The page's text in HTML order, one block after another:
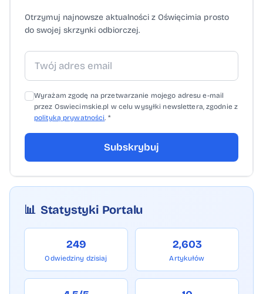
(sobota, godz. 17) TS Hejnał II Kęty - LKS
Palczowice (niedziela, godz. 17) LKS Bulowice
Otrzymuj najnowsze aktualności z Oświęcimia prosto
do swojej skrzynki odbiorczej.
Wyrażam zgodę na przetwarzanie mojego adresu e-mail
przez Oswiecimskie.pl w celu wysyłki newslettera, zgodnie z
polityką prywatności. *
Subskrybuj
📊 Statystyki Portalu
249
Odwiedziny dzisiaj
2,603
Artykułów